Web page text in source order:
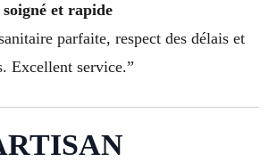
et rapide
parfaite, respect des délais et
Excellent service.”